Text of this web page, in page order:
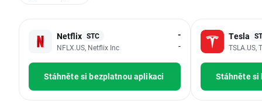
Netflix STC
NFLX.US, Netflix Inc
-
-
Stáhněte si bezplatnou aplikaci
Tesla
TSLA.US,
Stáhněte